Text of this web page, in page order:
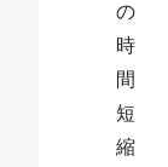
の
時
間
短
縮